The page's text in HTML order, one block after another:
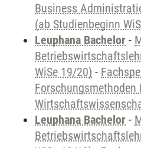
Business
(ab Studienbeginn
Leuphana Bachelor -
WiSe 19/20) -
Leuphana Bachelor -